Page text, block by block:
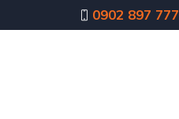
0902 897 777